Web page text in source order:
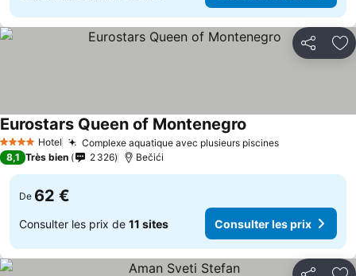
Partager
4 Étoiles Hotel Complexe aquatique avec plusieurs piscines
Eurostars Queen of Montenegro
8,1 Très bien 2 326 Bečići
De 62 €
Consulter les prix de 11 sites Consulter les prix